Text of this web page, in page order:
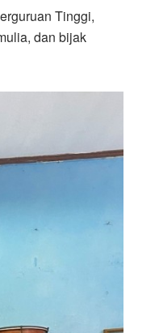
Tinggi,
dan bijak